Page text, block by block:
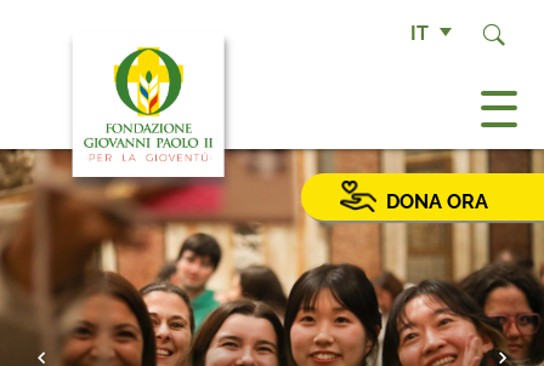
IT
DONA ORA